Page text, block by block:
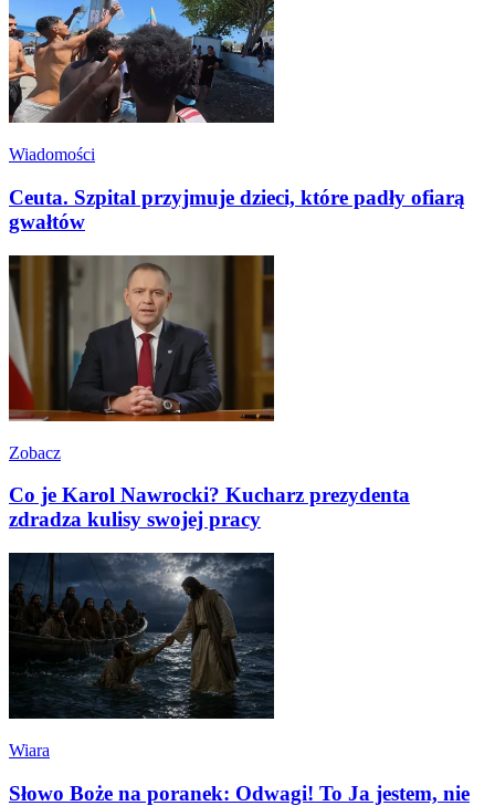
Wiadomości
Ceuta. Szpital przyjmuje dzieci, które padły ofiarą
gwałtów
Zobacz
Co je Karol Nawrocki? Kucharz prezydenta
zdradza kulisy swojej pracy
Wiara
Słowo Boże na poranek: Odwagi! To Ja jestem, nie